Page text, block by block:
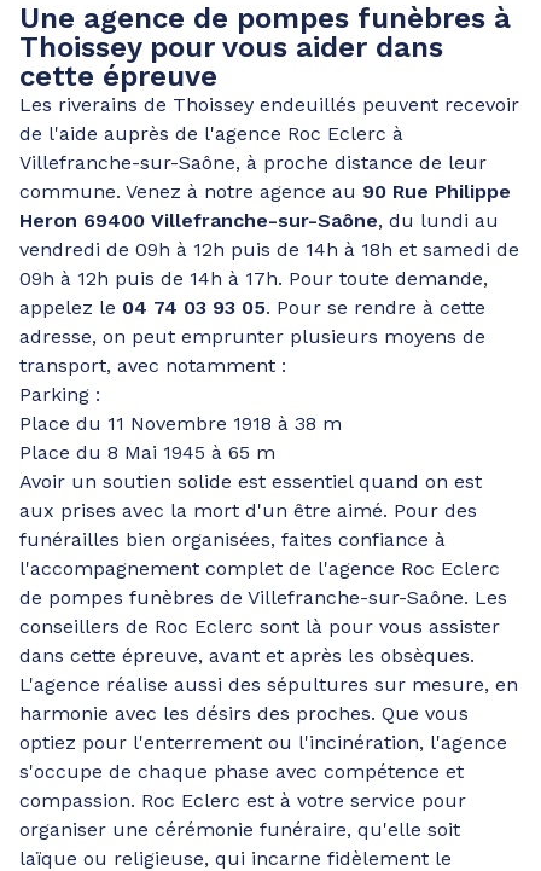
Une agence de pompes funèbres à
Thoissey pour vous aider dans
cette épreuve
Les riverains de Thoissey endeuillés peuvent recevoir
de l'aide auprès de l'agence Roc Eclerc à
Villefranche-sur-Saône, à proche distance de leur
commune. Venez à notre agence au 90 Rue Philippe
Heron 69400 Villefranche-sur-Saône, du lundi au
vendredi de 09h à 12h puis de 14h à 18h et samedi de
09h à 12h puis de 14h à 17h. Pour toute demande,
appelez le 04 74 03 93 05. Pour se rendre à cette
adresse, on peut emprunter plusieurs moyens de
transport, avec notamment :
Parking :
Place du 11 Novembre 1918 à 38 m
Place du 8 Mai 1945 à 65 m
Avoir un soutien solide est essentiel quand on est
aux prises avec la mort d'un être aimé. Pour des
funérailles bien organisées, faites confiance à
l'accompagnement complet de l'agence Roc Eclerc
de pompes funèbres de Villefranche-sur-Saône. Les
conseillers de Roc Eclerc sont là pour vous assister
dans cette épreuve, avant et après les obsèques.
L'agence réalise aussi des sépultures sur mesure, en
harmonie avec les désirs des proches. Que vous
optiez pour l'enterrement ou l'incinération, l'agence
s'occupe de chaque phase avec compétence et
compassion. Roc Eclerc est à votre service pour
organiser une cérémonie funéraire, qu'elle soit
laïque ou religieuse, qui incarne fidèlement le